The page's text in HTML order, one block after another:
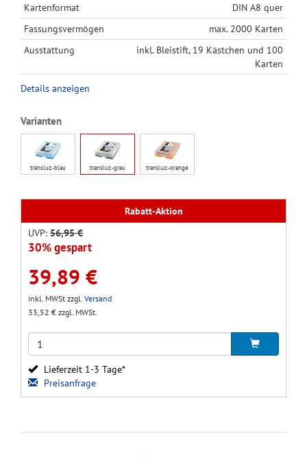
Kartenformat
DIN A8 quer
Fassungsvermögen
max. 2000 Karten
Ausstattung
inkl. Bleistift, 19 Kästchen und 100
Karten
Details anzeigen
Varianten
transluz.-blau transluz.-grau transluz.-orange
Rabatt-Aktion
UVP: 56,95 €
30% gespart
39,89 €
inkl. MWSt zzgl. Versand
33,52 € zzgl. MWSt.
Lieferzeit 1-3 Tage*
Preisanfrage